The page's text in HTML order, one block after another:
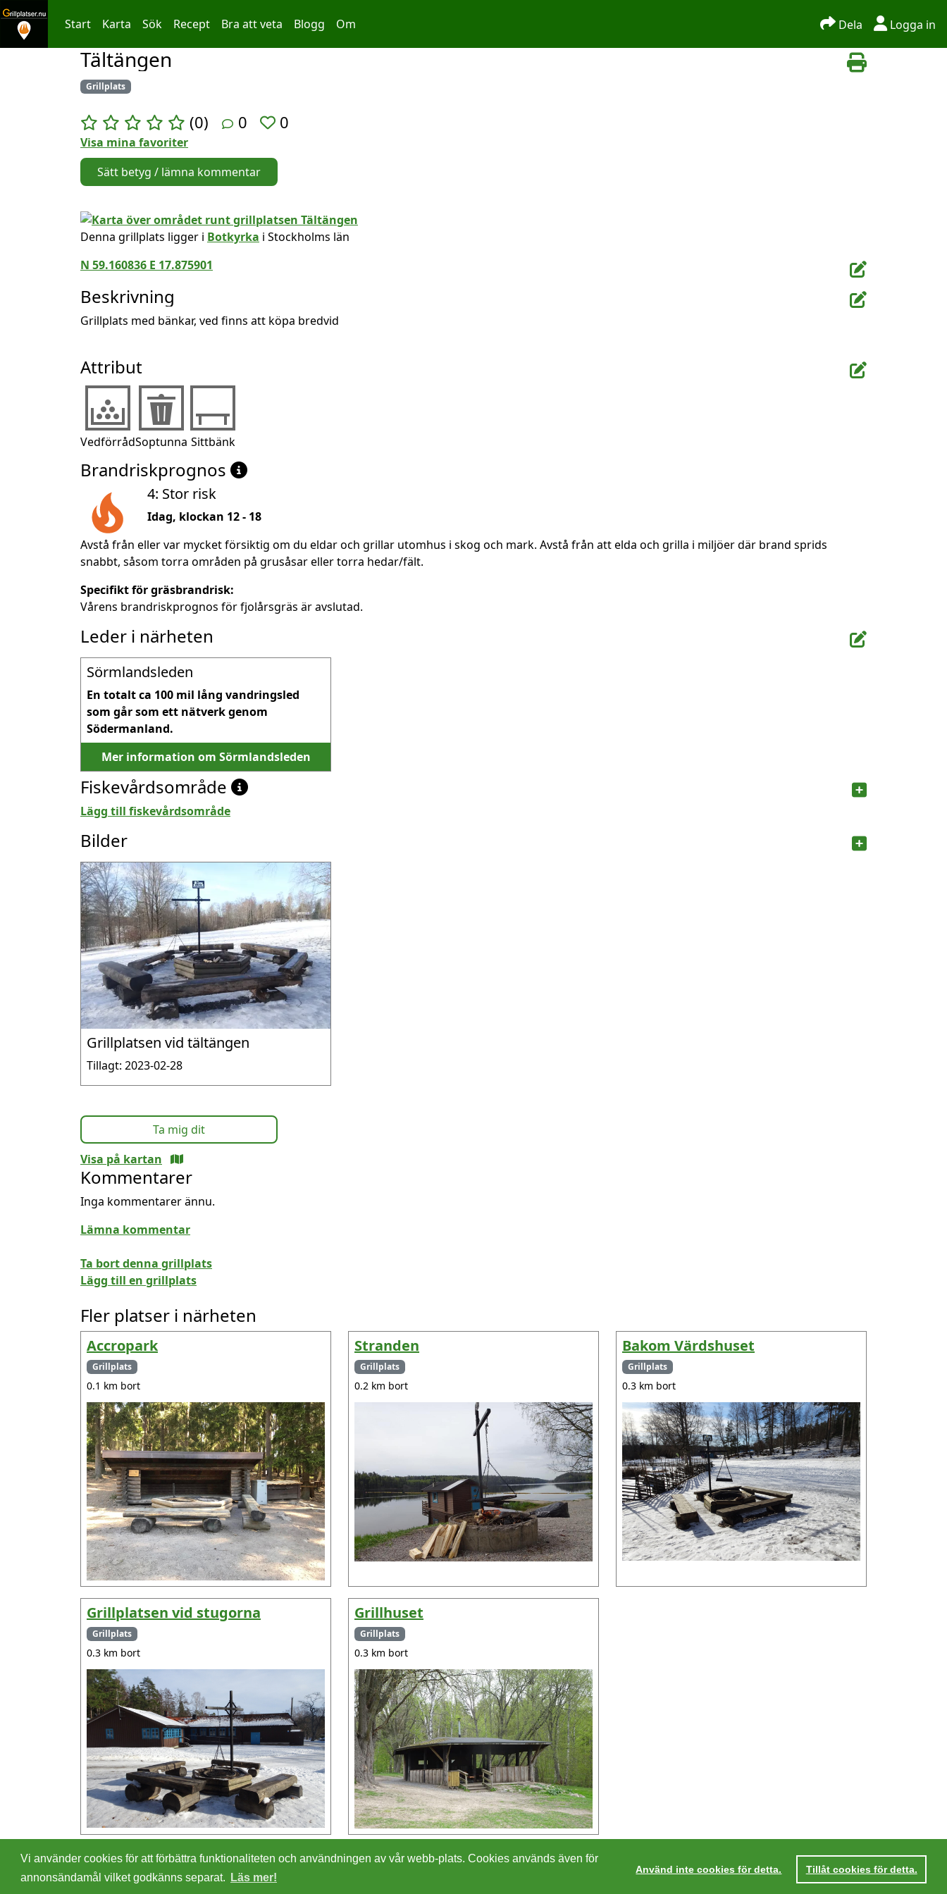
Hoppa till innehållet
Start Karta Sök Recept Bra att veta Blogg Om Dela Logga in
Tältängen
Grillplats
(0) 0 0
Visa mina favoriter
Sätt betyg / lämna kommentar
Denna grillplats ligger i Botkyrka i Stockholms län
N 59.160836 E 17.875901
Beskrivning
Grillplats med bänkar, ved finns att köpa bredvid
Attribut
VedförrådSoptunna Sittbänk
Brandriskprognos
4: Stor risk
Idag, klockan 12 - 18
Avstå från eller var mycket försiktig om du eldar och grillar utomhus i skog och mark. Avstå från att elda och grilla i miljöer där brand sprids
snabbt, såsom torra områden på grusåsar eller torra hedar/fält.
Specifikt för gräsbrandrisk:
Vårens brandriskprognos för fjolårsgräs är avslutad.
Leder i närheten
Sörmlandsleden
En totalt ca 100 mil lång vandringsled
som går som ett nätverk genom
Södermanland.
Mer information om Sörmlandsleden
Fiskevårdsområde
Lägg till fiskevårdsområde
Bilder
Grillplatsen vid tältängen
Tillagt: 2023-02-28
Ta mig dit
Visa på kartan
Kommentarer
Inga kommentarer ännu.
Lämna kommentar
Ta bort denna grillplats
Lägg till en grillplats
Fler platser i närheten
Accropark
Grillplats
0.1 km bort
Stranden
Grillplats
0.2 km bort
Bakom Värdshuset
Grillplats
0.3 km bort
Grillplatsen vid stugorna
Grillplats
0.3 km bort
Grillhuset
Grillplats
0.3 km bort
©2026 - Christer Olsson/Steeltown apps Integritetspolicy Villkor
Vi använder cookies för att förbättra funktionaliteten och användningen av vår webb-plats. Cookies används även för
annonsändamål vilket godkänns separat.
Läs mer!
Använd inte cookies för detta. Tillåt cookies för detta.